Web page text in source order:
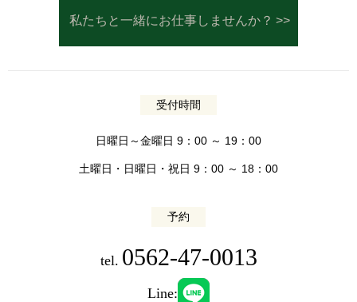
私たちと一緒にお仕事しませんか？
受付時間
日曜日～金曜日 9：00 ～ 19：00
土曜日・日曜日・祝日 9：00 ～ 18：00
予約
tel. 0562-47-0013
Line: